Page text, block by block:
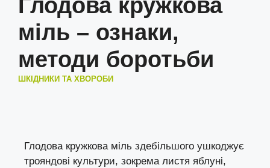
Глодова кружкова
міль – ознаки,
методи боротьби
ШКІДНИКИ ТА ХВОРОБИ
Глодова кружкова міль здебільшого ушкоджує
трояндові культури, зокрема листя яблуні,